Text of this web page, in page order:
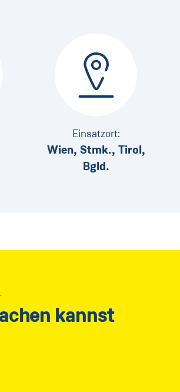
Einsatzort:
Wien, Stmk., Tirol,
Bgld.
kannst